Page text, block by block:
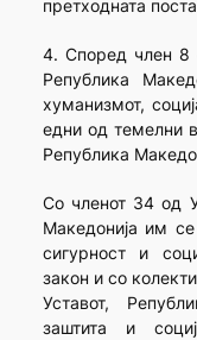
претходната
4. Според член 8
Република
хуманизмот,
едни од темелни
Република
Со членот 34 од
Македонија им се
сигурност и
закон и со
Уставот,
заштита и